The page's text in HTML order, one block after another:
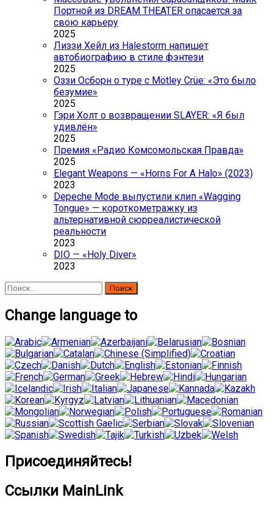
Портной из DREAM THEATER опасается за
свою карьеру
2025
Лиззи Хейл из Halestorm напишет
автобиографию в стиле фэнтези
2025
Оззи Осборн о туре с Mötley Crüe: «Это было
безумие»
2025
Гэри Холт о возвращении SLAYER: «Я был
удивлён»
2025
Премия «Радио Комсомольская Правда»
2025
Elegant Weapons — «Horns For A Halo» (2023)
2023
Depeche Mode выпустили клип «Wagging
Tongue» — короткометражку из
альтернативной сюрреалистической
реальности
2023
DIO — «Holy Diver»
2023
Найти:
Change language to
Присоединяйтесь!
Ссылки MainLink